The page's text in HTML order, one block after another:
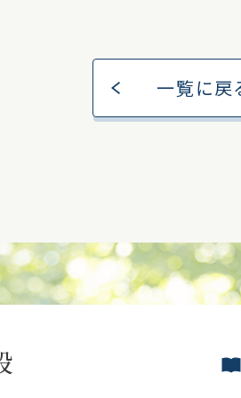
一覧に戻